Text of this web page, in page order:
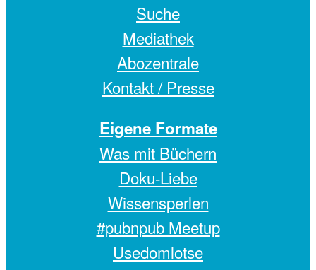
Suche
Mediathek
Abozentrale
Kontakt / Presse
Eigene Formate
Was mit Büchern
Doku-Liebe
Wissensperlen
#pubnpub Meetup
Usedomlotse